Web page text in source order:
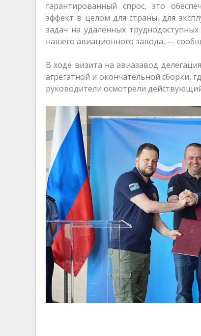
гарантированный спрос, это
эффект в целом для страны, для
задач на удаленных
нашего авиационного завода, —
В ходе визита на авиазавод
агрегатной и окончательной сборки,
руководители осмотрели